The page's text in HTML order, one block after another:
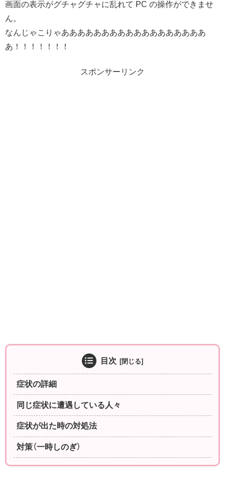
画面の表示がグチャグチャに乱れて PC の操作ができませ
ん。
なんじゃこりゃああああああああああああああああああ
あ！！！！！！！
スポンサーリンク
目次
症状の詳細
同じ症状に遭遇している人々
症状が出た時の対処法
対策（一時しのぎ）